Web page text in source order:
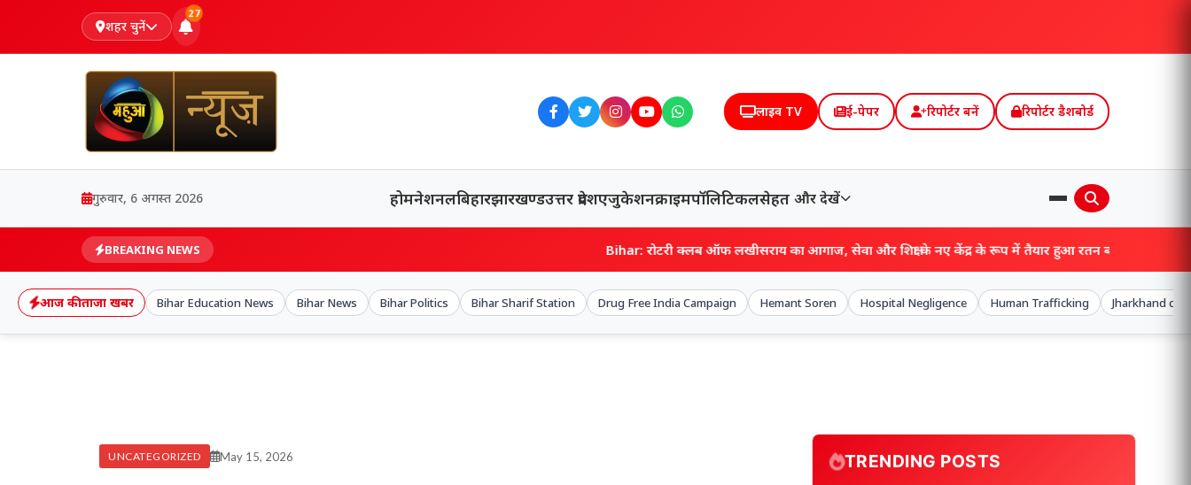
शहर चुनें
27
लाइव TV ई-पेपर रिपोर्टर बनें रिपोर्टर डैशबोर्ड
गुरुवार, 6 अगस्त 2026 होमनेशनलबिहारझारखण्डउत्तर प्रदेशएजुकेशनक्राइमपॉलिटिकलसेहत और देखें
BREAKING NEWS Bihar: रोटरी क्लब ऑफ लखीसराय का आगाज, सेवा और शिक्षा के नए केंद्र के रूप में तैयार हुआ रतन बाबू मेमोरियल हॉल!
आज की ताजा खबर Bihar Education News Bihar News Bihar Politics Bihar Sharif Station Drug Free India Campaign Hemant Soren Hospital Negligence Human Trafficking Jharkhand
UNCATEGORIZED May 15, 2026 TRENDING POSTS